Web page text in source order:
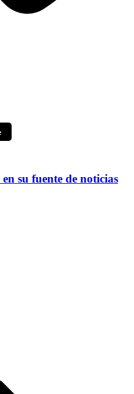
en su fuente de noticias